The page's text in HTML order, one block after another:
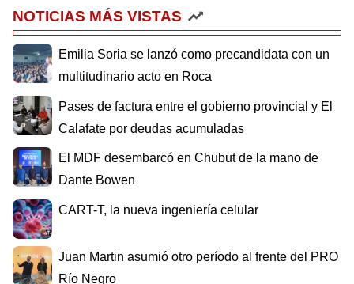
NOTICIAS MÁS VISTAS
Emilia Soria se lanzó como precandidata con un
multitudinario acto en Roca
Pases de factura entre el gobierno provincial y El
Calafate por deudas acumuladas
El MDF desembarcó en Chubut de la mano de
Dante Bowen
CART-T, la nueva ingeniería celular
Juan Martin asumió otro período al frente del PRO
Río Negro